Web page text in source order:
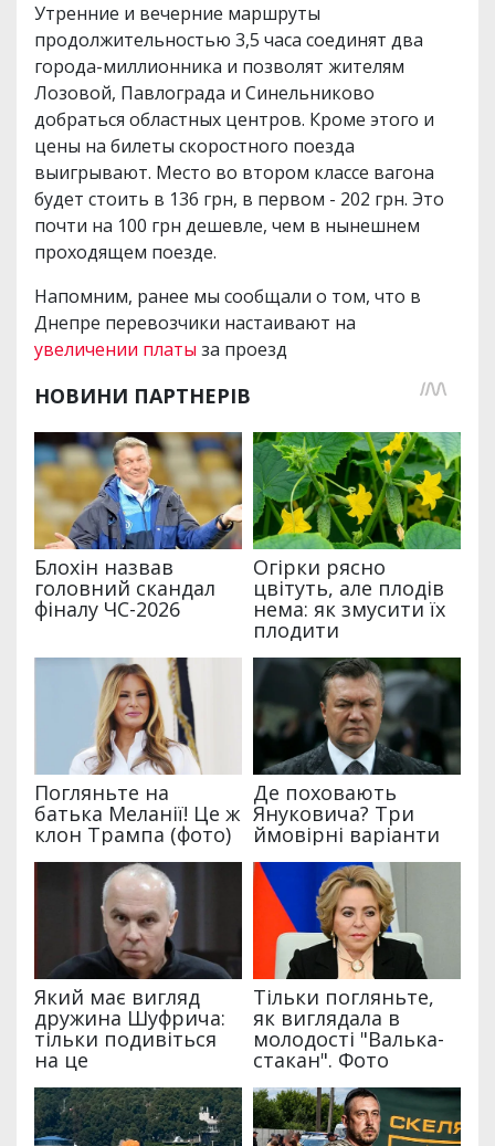
Утренние и вечерние маршруты
продолжительностью 3,5 часа соединят два
города-миллионника и позволят жителям
Лозовой, Павлограда и Синельниково
добраться областных центров. Кроме этого и
цены на билеты скоростного поезда
выигрывают. Место во втором классе вагона
будет стоить в 136 грн, в первом - 202 грн. Это
почти на 100 грн дешевле, чем в нынешнем
проходящем поезде.
Напомним, ранее мы сообщали о том, что в
Днепре перевозчики настаивают на
увеличении платы за проезд